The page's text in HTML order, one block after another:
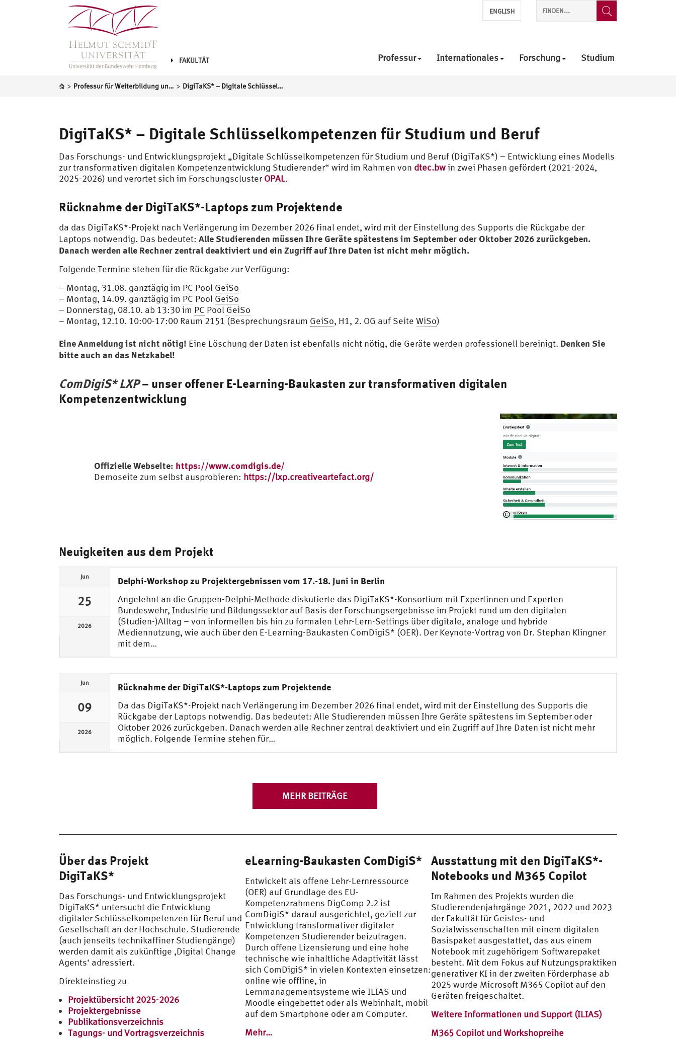
FAKULTÄT
ENGLISH
Professur Internationales Forschung Studium
> Professur für Weiterbildung und lebenslanges Lernen > DigiTaKS* – Digitale Schlüsselkompetenzen für Studium und Beruf
DigiTaKS* – Digitale Schlüsselkompetenzen für Studium und Beruf
Das Forschungs- und Entwicklungsprojekt „Digitale Schlüsselkompetenzen für Studium und Beruf (DigiTaKS*) – Entwicklung eines Modells
zur transformativen digitalen Kompetenzentwicklung Studierender“ wird im Rahmen von dtec.bwin zwei Phasen gefördert (2021-2024,
2025-2026) und verortet sich im Forschungscluster OPAL.
Rücknahme der DigiTaKS*-Laptops zum Projektende
da das DigiTaKS*-Projekt nach Verlängerung im Dezember 2026 final endet, wird mit der Einstellung des Supports die Rückgabe der
Laptops notwendig. Das bedeutet: Alle Studierenden müssen Ihre Geräte spätestens im September oder Oktober 2026 zurückgeben.
Danach werden alle Rechner zentral deaktiviert und ein Zugriff auf Ihre Daten ist nicht mehr möglich.
Folgende Termine stehen für die Rückgabe zur Verfügung:
– Montag, 31.08. ganztägig im PC Pool GeiSo
– Montag, 14.09. ganztägig im PC Pool GeiSo
– Donnerstag, 08.10. ab 13:30 im PC Pool GeiSo
– Montag, 12.10. 10:00-17:00 Raum 2151 (Besprechungsraum GeiSo, H1, 2. OG auf Seite WiSo)
Eine Anmeldung ist nicht nötig! Eine Löschung der Daten ist ebenfalls nicht nötig, die Geräte werden professionell bereinigt. Denken Sie
bitte auch an das Netzkabel!
ComDigiS* LXP– unser offener E-Learning-Baukasten zur transformativen digitalen
Kompetenzentwicklung
Offizielle Webseite: https://www.comdigis.de/
Demoseite zum selbst ausprobieren: https://lxp.creativeartefact.org/
©
Neuigkeiten aus dem Projekt
Jun
25
2026
Delphi-Workshop zu Projektergebnissen vom 17.-18. Juni in Berlin
Angelehnt an die Gruppen-Delphi-Methode diskutierte das DigiTaKS*-Konsortium mit Expertinnen und Experten
Bundeswehr, Industrie und Bildungssektor auf Basis der Forschungsergebnisse im Projekt rund um den digitalen
(Studien-)Alltag – von informellen bis hin zu formalen Lehr-Lern-Settings über digitale, analoge und hybride
Mediennutzung, wie auch über den E-Learning-Baukasten ComDigiS* (OER). Der Keynote-Vortrag von Dr. Stephan Klingner
mit dem…
Jun
09
2026
Rücknahme der DigiTaKS*-Laptops zum Projektende
Da das DigiTaKS*-Projekt nach Verlängerung im Dezember 2026 final endet, wird mit der Einstellung des Supports die
Rückgabe der Laptops notwendig. Das bedeutet: Alle Studierenden müssen Ihre Geräte spätestens im September oder
Oktober 2026 zurückgeben. Danach werden alle Rechner zentral deaktiviert und ein Zugriff auf Ihre Daten ist nicht mehr
möglich. Folgende Termine stehen für…
MEHR BEITRÄGE
Über das Projekt
DigiTaKS*
Das Forschungs- und Entwicklungsprojekt
DigiTaKS* untersucht die Entwicklung
digitaler Schlüsselkompetenzen für Beruf und
Gesellschaft an der Hochschule. Studierende
(auch jenseits technikaffiner Studiengänge)
werden damit als zukünftige ‚Digital Change
Agents‘ adressiert.
Direkteinstieg zu
Projektübersicht 2025-2026
Projektergebnisse
Publikationsverzeichnis
Tagungs- und Vortragsverzeichnis
eLearning-Baukasten ComDigiS*
Entwickelt als offene Lehr-Lernressource
(OER) auf Grundlage des EU-
Kompetenzrahmens DigComp 2.2 ist
ComDigiS* darauf ausgerichtet, gezielt zur
Entwicklung transformativer digitaler
Kompetenzen Studierender beizutragen.
Durch offene Lizensierung und eine hohe
technische wie inhaltliche Adaptivität lässt
sich ComDigiS* in vielen Kontexten einsetzen:
online wie offline, in
Lernmanagementsysteme wie ILIAS und
Moodle eingebettet oder als Webinhalt, mobil
auf dem Smartphone oder am Computer.
Mehr…
Ausstattung mit den DigiTaKS*-
Notebooks und M365 Copilot
Im Rahmen des Projekts wurden die
Studierendenjahrgänge 2021, 2022 und 2023
der Fakultät für Geistes- und
Sozialwissenschaften mit einem digitalen
Basispaket ausgestattet, das aus einem
Notebook mit zugehörigem Softwarepaket
besteht. Mit dem Fokus auf Nutzungspraktiken
generativer KI in der zweiten Förderphase ab
2025 wurde Microsoft M365 Copilot auf den
Geräten freigeschaltet.
Weitere Informationen und Support (ILIAS)
M365 Copilot und Workshopreihe